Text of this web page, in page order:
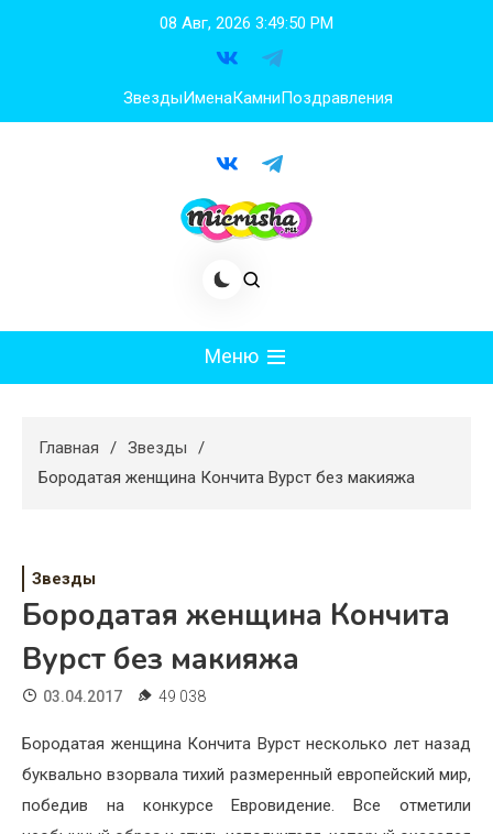
08 Авг, 2026 3:49:51 PM
ЗвездыИменаКамниПоздравления
Меню
Худеем
Свадьба
Жизнь
Хобби
Красота
Главная
Звезды
Бородатая женщина Кончита Вурст без макияжа
Звезды
Бородатая женщина Кончита
Вурст без макияжа
03.04.2017 49 038
Бородатая женщина Кончита Вурст несколько лет назад
буквально взорвала тихий размеренный европейский мир,
победив на конкурсе Евровидение. Все отметили